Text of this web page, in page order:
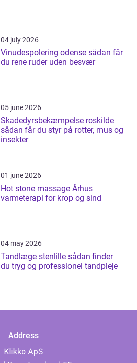
04 july 2026
Vinudespolering odense sådan får
du rene ruder uden besvær
05 june 2026
Skadedyrsbekæmpelse roskilde
sådan får du styr på rotter, mus og
insekter
01 june 2026
Hot stone massage Århus
varmeterapi for krop og sind
04 may 2026
Tandlæge stenlille sådan finder
du tryg og professionel tandpleje
Address